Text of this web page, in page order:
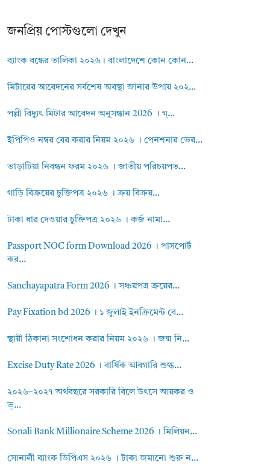
জনপ্রিয় পোস্টগুলো দেখুন
ব্যাংক বন্ধের তালিকা ২০২৬। বাংলাদেশে কোন কোন...
মিটারের আবেদনের সর্বশেষ অবস্থা জানার উপায় ২০২...
পল্লী বিদ্যুৎ মিটার আবেদন অনুসন্ধান 2026 । গ্...
ইপিপিও নম্বর বের করার নিয়ম ২০২৬ । পেনশনার ভের...
ভাড়াটিয়া নিবন্ধন ফরম ২০২৬ । জাতীয় পরিচয়পত...
গাড়ি বিক্রয়ের চুক্তিপত্র ২০২৬ । ক্রয় বিক্রয়...
টাকা ধার দেওয়ার চুক্তিপত্র ২০২৬ । কর্জ নামা...
Passport NOC form Download 2026 । পাসপোর্ট
কর...
Sanchayapatra Form 2026 । সঞ্চয়পত্র ক্রয়ের...
Pay Fixation bd 2026 । ১ জুলাই ইনক্রিমেন্ট বে...
স্থায়ী ঠিকানা সংশোধন করার নিয়ম ২০২৬ । জন্ম নি...
Excise Duty Rate 2026 । বার্ষিক আবগারি শুল্ক...
২০২৬–২০২৭ অর্থবছরে সরকারি বিলে উৎসে আয়কর ও
ভ্...
Sonali Bank Millionaire Scheme 2026 । মিলিয়ন...
সোনালী ব্যাংক ডিপিএস ২০২৬ । টাকা জমানো শুরু ন...